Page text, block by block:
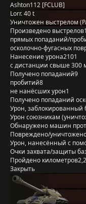
Ashton112 [FCLUB]
Lorr. 40 t
Уничтожен выстрелом
Произведено выстрелов
прямых попаданий/
осколочно-фугасных
Нанесение урона2101
с дистанции свыше 300
Получено попаданий9
пробитий8
не нанёсших урон1
Получено попаданий
Урон, заблокированный
Урон союзникам
Обнаружено машин
Повреждено/
Урон, нанесённый с
Очки захвата/защиты
Пройдено километров2,2
Закрыть